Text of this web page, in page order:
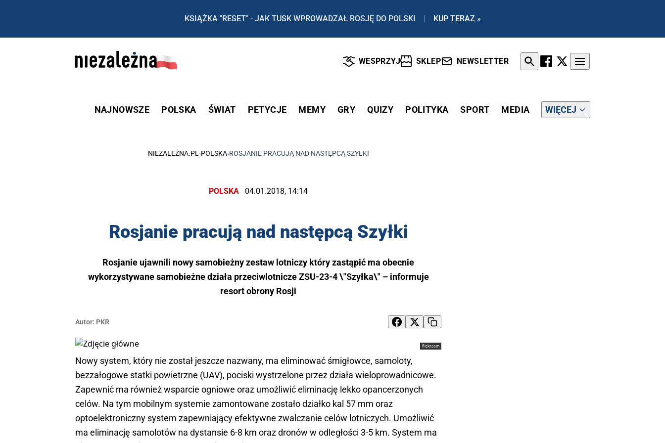
KSIĄŻKA "RESET" - JAK TUSK WPROWADZAŁ ROSJĘ DO POLSKI | KUP TERAZ »
WESPRZYJ SKLEP NEWSLETTER
NAJNOWSZE POLSKA ŚWIAT PETYCJE MEMY GRY QUIZY POLITYKA SPORT MEDIA WIĘCEJ
NIEZALEŻNA.PL ›POLSKA›ROSJANIE PRACUJĄ NAD NASTĘPCĄ SZYŁKI
POLSKA 04.01.2018, 14:14
Rosjanie pracują nad następcą Szyłki
Rosjanie ujawnili nowy samobieżny zestaw lotniczy który zastąpić ma obecnie
wykorzystywane samobieżne działa przeciwlotnicze ZSU-23-4 \"Szyłka\" – informuje
resort obrony Rosji
Autor: PKR
flickr.com
Nowy system, który nie został jeszcze nazwany, ma eliminować śmigłowce, samoloty,
bezzałogowe statki powietrzne (UAV), pociski wystrzelone przez działa wieloprowadnicowe.
Zapewnić ma również wsparcie ogniowe oraz umożliwić eliminację lekko opancerzonych
celów. Na tym mobilnym systemie zamontowane zostało działko kal 57 mm oraz
optoelektroniczny system zapewniający efektywne zwalczanie celów lotniczych. Umożliwić
ma eliminację samolotów na dystansie 6-8 km oraz dronów w odległości 3-5 km. System ma